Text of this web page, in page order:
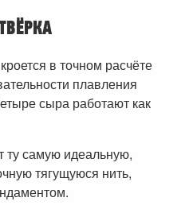
в точном расчёте
плавления
сыра работают как
ту самую идеальную,
тягущуюся нить,